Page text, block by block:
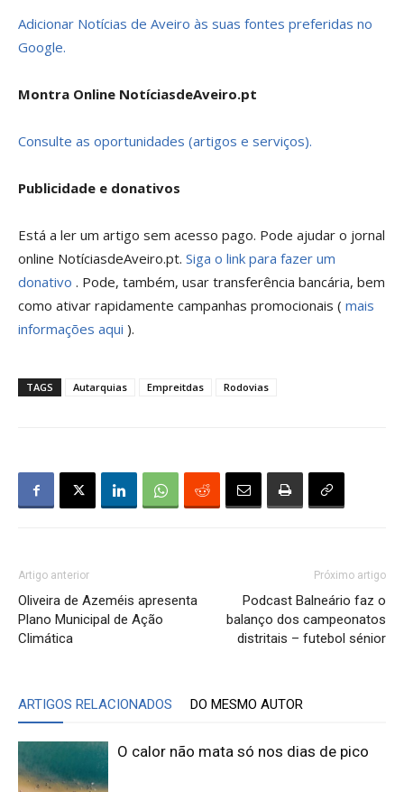
Adicionar Notícias de Aveiro às suas fontes preferidas no
Google.
Montra Online NotíciasdeAveiro.pt
Consulte as oportunidades (artigos e serviços).
Publicidade e donativos
Está a ler um artigo sem acesso pago. Pode ajudar o jornal
online NotíciasdeAveiro.pt. Siga o link para fazer um
donativo . Pode, também, usar transferência bancária, bem
como ativar rapidamente campanhas promocionais ( mais
informações aqui ).
TAGS Autarquias Empreitdas Rodovias
Artigo anterior
Oliveira de Azeméis apresenta
Plano Municipal de Ação
Climática
Próximo artigo
Podcast Balneário faz o
balanço dos campeonatos
distritais – futebol sénior
ARTIGOS RELACIONADOS DO MESMO AUTOR
O calor não mata só nos dias de pico